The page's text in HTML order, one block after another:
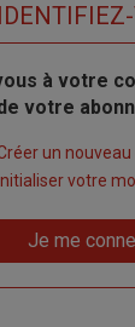
à votre
votre
un
votre
Je me